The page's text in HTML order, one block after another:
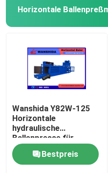
Horizontale
Wanshida Y82W-125
Horizontale
hydraulische
Ballenpresse für
Altpapier, Kunststoffe
& PET-Flaschen
Bestpreis